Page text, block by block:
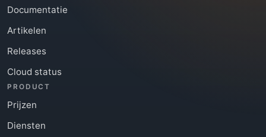
Documentatie
Artikelen
Releases
Cloud status
PRODUCT
Prijzen
Diensten